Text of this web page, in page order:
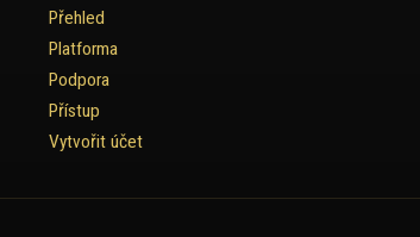
Přehled
Platforma
Podpora
Přístup
Vytvořit účet